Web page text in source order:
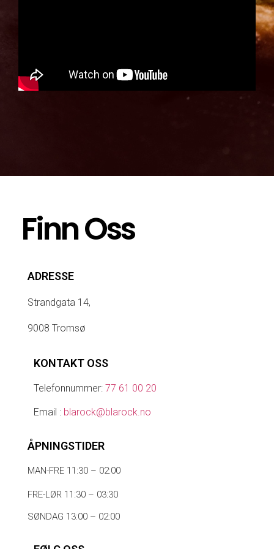
Finn Oss
ADRESSE
Strandgata 14,
9008 Tromsø
KONTAKT OSS
Telefonnummer: 77 61 00 20
Email : blarock@blarock.no
ÅPNINGSTIDER
MAN-FRE 11:30 – 02:00
FRE-LØR 11:30 – 03:30
SØNDAG 13:00 – 02:00